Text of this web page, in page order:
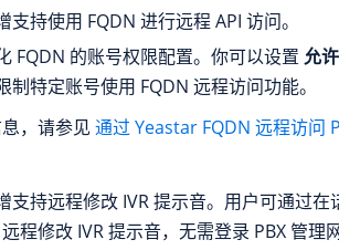
支持使用 FQDN 进行远程 API 访问。
FQDN 的账号权限配置。你可以设置 允
制特定账号使用 FQDN 远程访问功能。
，请参见 通过 Yeastar FQDN 远程访问
支持远程修改 IVR 提示音。用户可通过在
程修改 IVR 提示音，无需登录 PBX 管理